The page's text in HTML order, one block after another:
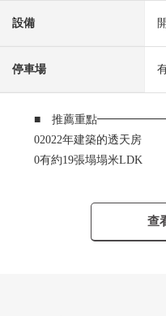
設備
停車場
■ 推薦重點
02022年建築的透天房
0有約19張塌塌米LDK
0有嵌入式衣櫃，收納充實
0有和式房間的溫暖的設計
查